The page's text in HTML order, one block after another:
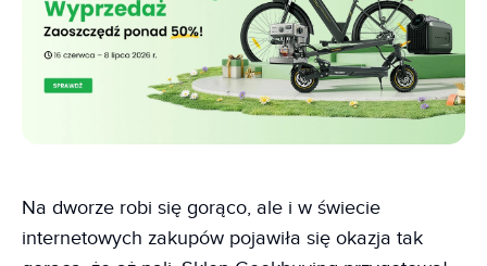
Na dworze robi się gorąco, ale i w świecie
internetowych zakupów pojawiła się okazja tak